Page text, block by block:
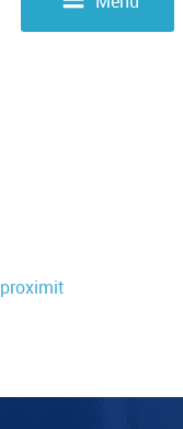
proximit